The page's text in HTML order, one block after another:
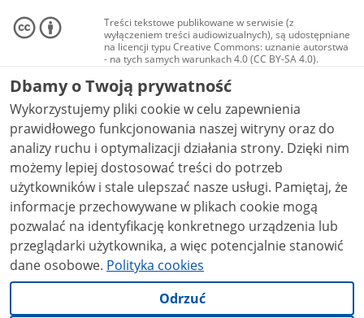
Treści tekstowe publikowane w serwisie (z
wyłączeniem treści audiowizualnych), są udostępniane
na licencji typu Creative Commons: uznanie autorstwa
- na tych samych warunkach 4.0 (CC BY-SA 4.0).
Materiały audiowizualne, w tym zdjęcia, materiały
audio i wideo, są udostępniane na licencji typu
Creative Commons: uznanie autorstwa użycie
niekomercyjne - bez utworów zależnych 4.0 (CC BY-
NC-ND 4.0), o ile nie jest to stwierdzone inaczej.
Dbamy o Twoją prywatność
Wykorzystujemy pliki cookie w celu zapewnienia
prawidłowego funkcjonowania naszej witryny oraz do
analizy ruchu i optymalizacji działania strony. Dzięki nim
możemy lepiej dostosować treści do potrzeb
użytkowników i stale ulepszać nasze usługi. Pamiętaj, że
informacje przechowywane w plikach cookie mogą
pozwalać na identyfikację konkretnego urządzenia lub
przeglądarki użytkownika, a więc potencjalnie stanowić
dane osobowe. Polityka cookies
Odrzuć